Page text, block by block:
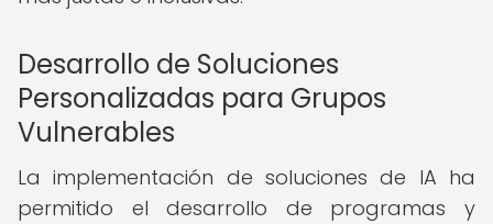
Desarrollo de Soluciones
Personalizadas para Grupos
Vulnerables
La implementación de soluciones de IA ha
permitido el desarrollo de programas y